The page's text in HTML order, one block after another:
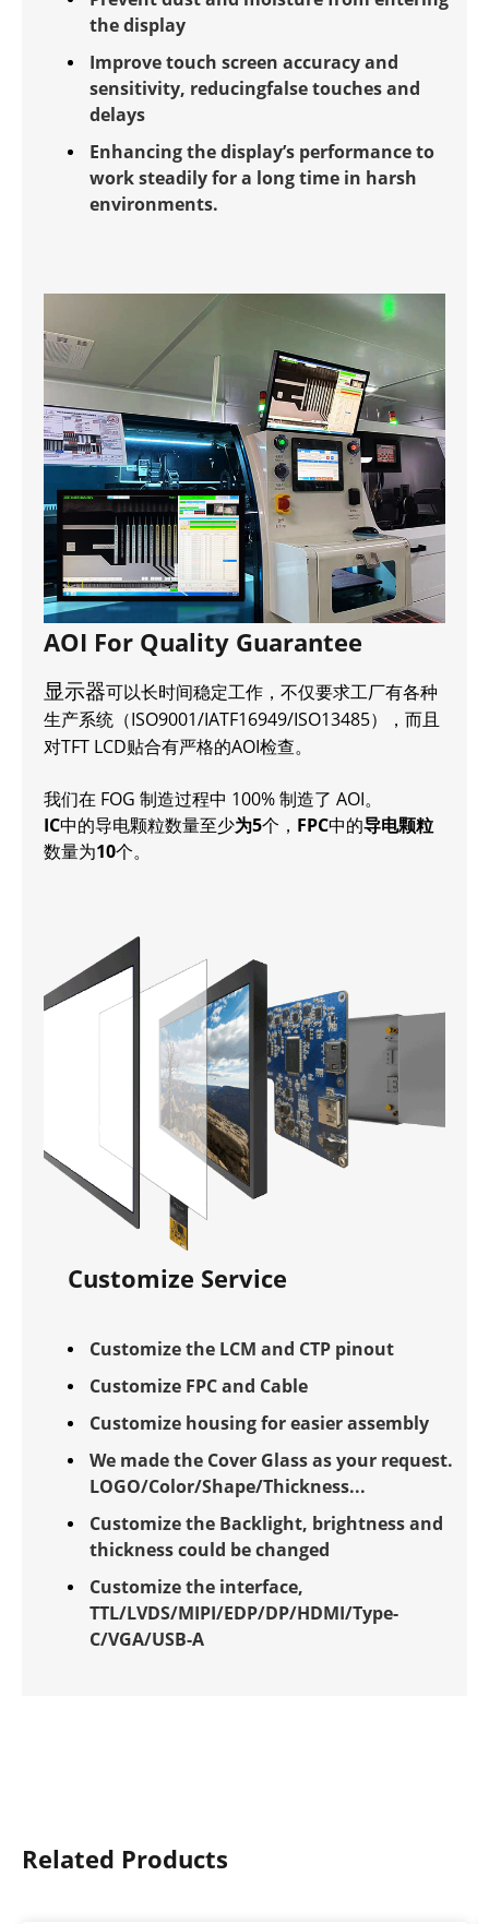
the display
Improve touch screen accuracy and
sensitivity, reducingfalse touches and
delays
Enhancing the display’s performance to
work steadily for a long time in harsh
environments.
AOI For Quality Guarantee
显示器可以长时间稳定工作，不仅要求工厂有各种
生产系统（ISO9001/IATF16949/ISO13485），而且
对TFT LCD贴合有严格的AOI检查。
我们在 FOG 制造过程中 100% 制造了 AOI。
IC中的导电颗粒数量至少为5个， FPC中的导电颗粒
数量为10个。
Customize Service
Customize the LCM and CTP pinout
Customize FPC and Cable
Customize housing for easier assembly
We made the Cover Glass as your request.
LOGO/Color/Shape/Thickness...
Customize the Backlight, brightness and
thickness could be changed
Customize the interface,
TTL/LVDS/MIPI/EDP/DP/HDMI/Type-
C/VGA/USB-A
Related Products